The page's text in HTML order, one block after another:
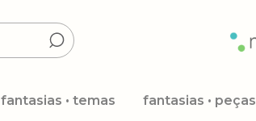
fantasias • temas fantasias • peças